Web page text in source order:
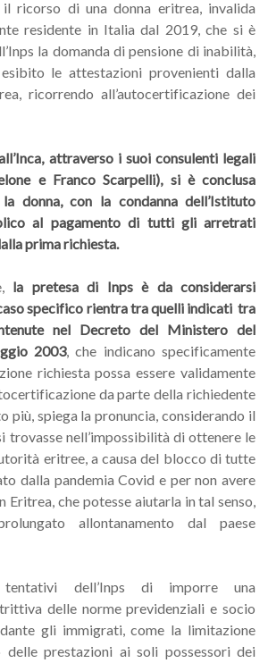
ricorso di una donna eritrea, invalida
residente in Italia dal 2019, che si è
la domanda di pensione di inabilità,
le attestazioni provenienti dalla
ricorrendo all’autocertificazione dei
attraverso i suoi consulenti legali
e Franco Scarpelli), si è conclusa
donna, con la condanna dell’Istituto
al pagamento di tutti gli arretrati
prima richiesta.
la pretesa di Inps è da considerarsi
specifico rientra tra quelli indicati tra
nel Decreto del Ministero del
2003, che indicano specificamente
richiesta possa essere validamente
da parte della richiedente
più, spiega la pronuncia, considerando il
trovasse nell’impossibilità di ottenere le
eritree, a causa del blocco di tutte
dalla pandemia Covid e per non avere
Eritrea, che potesse aiutarla in tal senso,
allontanamento dal paese
dell’Inps di imporre una
delle norme previdenziali e socio
gli immigrati, come la limitazione
delle prestazioni ai soli possessori dei